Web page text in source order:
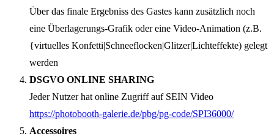
Über das finale Ergebniss des Gastes kann zusätzlich noch
eine Überlagerungs-Grafik oder eine Video-Animation (z.B.
{virtuelles Konfetti|Schneeflocken|Glitzer|Lichteffekte) gelegt
werden
DSGVO ONLINE SHARING
Jeder Nutzer hat online Zugriff auf SEIN Video
https://photobooth-galerie.de/pbg/pg-code/SPI36000/
Accessoires